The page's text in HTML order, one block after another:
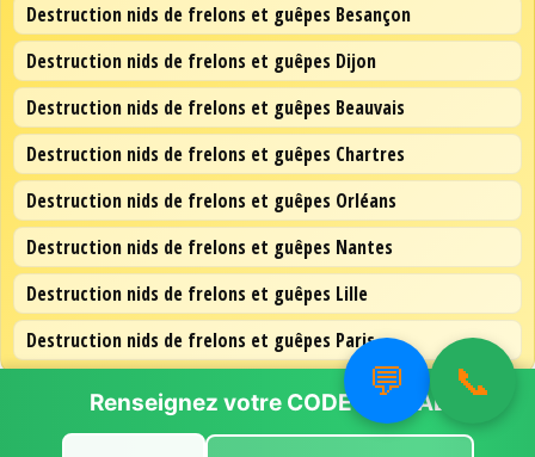
Destruction nids de frelons et guêpes Besançon
Destruction nids de frelons et guêpes Dijon
Destruction nids de frelons et guêpes Beauvais
Destruction nids de frelons et guêpes Chartres
Destruction nids de frelons et guêpes Orléans
Destruction nids de frelons et guêpes Nantes
Destruction nids de frelons et guêpes Lille
Destruction nids de frelons et guêpes Paris
💬 📞
Renseignez votre CODE POSTAL